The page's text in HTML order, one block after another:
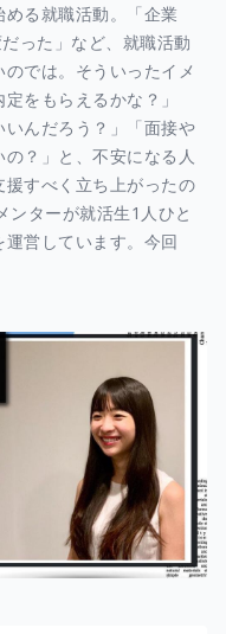
る就職活動。「企業
った」など、就職活動
では。そういったイメ
をもらえるかな？」
いんだろう？」「面接や
？」と、不安になる人
すべく立ち上がったの
ンターが就活生1人ひと
営しています。今回